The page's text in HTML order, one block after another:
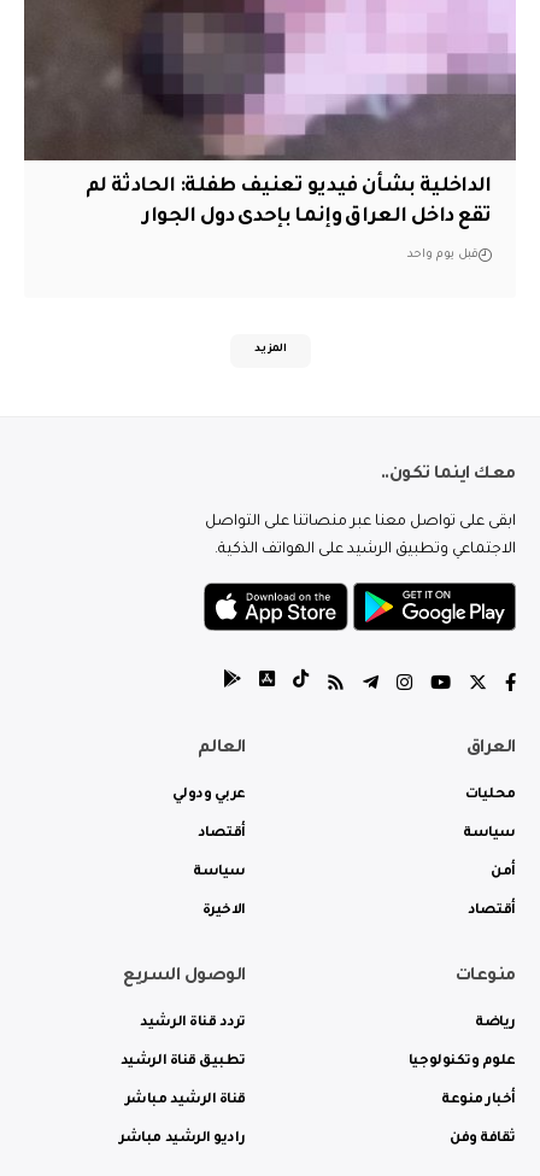
الداخلية بشأن فيديو تعنيف طفلة: الحادثة لم
تقع داخل العراق وإنما بإحدى دول الجوار
قبل يوم واحد
المزيد
معك اينما تكون..
ابقى على تواصل معنا عبر منصاتنا على التواصل
الاجتماعي وتطبيق الرشيد على الهواتف الذكية.
العراق
محليات
سياسة
أمن
أقتصاد
العالم
عربي ودولي
أقتصاد
سياسة
الاخيرة
منوعات
رياضة
علوم وتكنولوجيا
أخبار منوعة
ثقافة وفن
الوصول السريع
تردد قناة الرشيد
تطبيق قناة الرشيد
قناة الرشيد مباشر
راديو الرشيد مباشر